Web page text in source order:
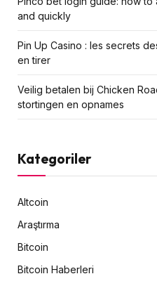
and quickly
Pin Up Casino : les secrets
en tirer
Veilig betalen bij Chicken
stortingen en opnames
Kategoriler
Altcoin
Araştırma
Bitcoin
Bitcoin Haberleri